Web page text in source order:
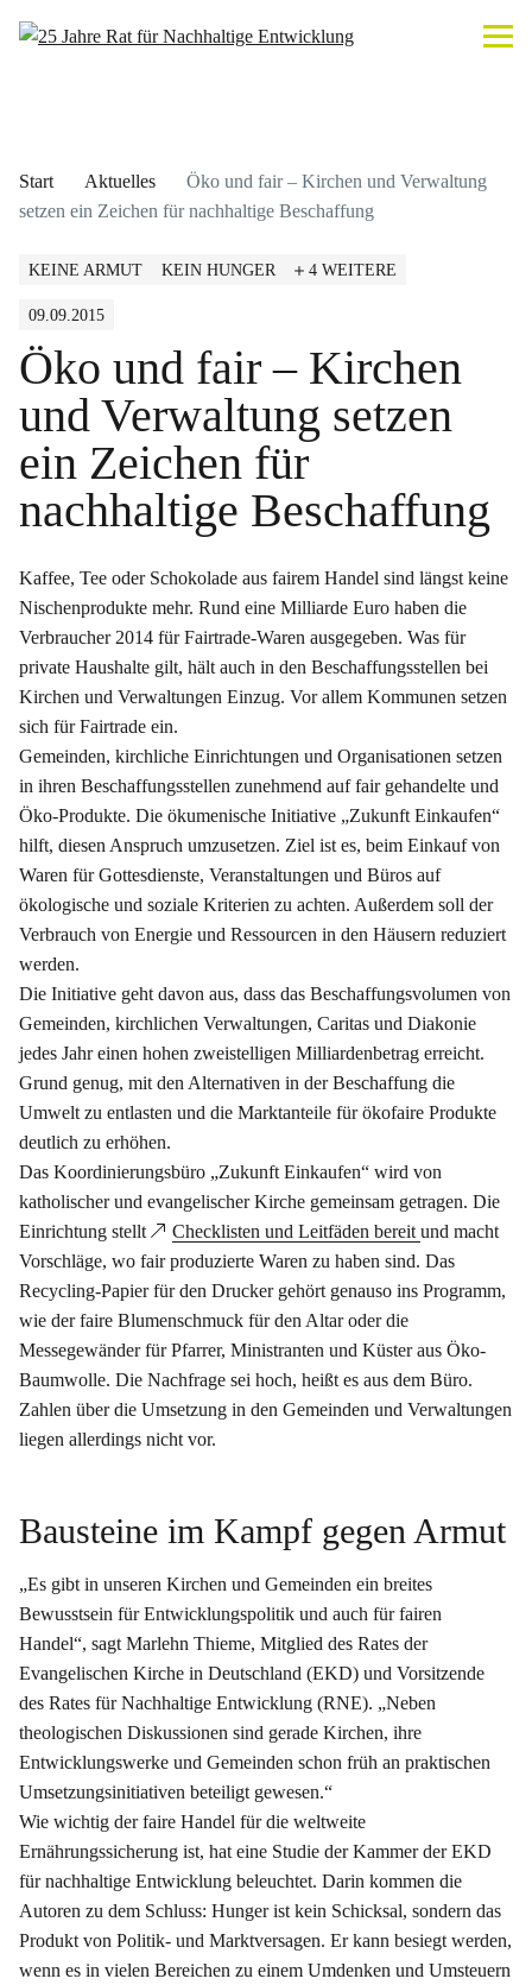
Start Aktuelles
Öko und fair – Kirchen und Verwaltung
setzen ein Zeichen für nachhaltige Beschaffung
KEINE ARMUT KEIN HUNGER 4 WEITERE
09.09.2015
Öko und fair – Kirchen
und Verwaltung setzen
ein Zeichen für
nachhaltige Beschaffung
Kaffee, Tee oder Schokolade aus fairem Handel sind längst keine
Nischenprodukte mehr. Rund eine Milliarde Euro haben die
Verbraucher 2014 für Fairtrade-Waren ausgegeben. Was für
private Haushalte gilt, hält auch in den Beschaffungsstellen bei
Kirchen und Verwaltungen Einzug. Vor allem Kommunen setzen
sich für Fairtrade ein.
Gemeinden, kirchliche Einrichtungen und Organisationen setzen
in ihren Beschaffungsstellen zunehmend auf fair gehandelte und
Öko-Produkte. Die ökumenische Initiative „Zukunft Einkaufen“
hilft, diesen Anspruch umzusetzen. Ziel ist es, beim Einkauf von
Waren für Gottesdienste, Veranstaltungen und Büros auf
ökologische und soziale Kriterien zu achten. Außerdem soll der
Verbrauch von Energie und Ressourcen in den Häusern reduziert
werden.
Die Initiative geht davon aus, dass das Beschaffungsvolumen von
Gemeinden, kirchlichen Verwaltungen, Caritas und Diakonie
jedes Jahr einen hohen zweistelligen Milliardenbetrag erreicht.
Grund genug, mit den Alternativen in der Beschaffung die
Umwelt zu entlasten und die Marktanteile für ökofaire Produkte
deutlich zu erhöhen.
Das Koordinierungsbüro „Zukunft Einkaufen“ wird von
katholischer und evangelischer Kirche gemeinsam getragen. Die
Einrichtung stellt
Checklisten und Leitfäden bereit und macht
Vorschläge, wo fair produzierte Waren zu haben sind. Das
Recycling-Papier für den Drucker gehört genauso ins Programm,
wie der faire Blumenschmuck für den Altar oder die
Messegewänder für Pfarrer, Ministranten und Küster aus Öko-
Baumwolle. Die Nachfrage sei hoch, heißt es aus dem Büro.
Zahlen über die Umsetzung in den Gemeinden und Verwaltungen
liegen allerdings nicht vor.
Bausteine im Kampf gegen Armut
„Es gibt in unseren Kirchen und Gemeinden ein breites
Bewusstsein für Entwicklungspolitik und auch für fairen
Handel“, sagt Marlehn Thieme, Mitglied des Rates der
Evangelischen Kirche in Deutschland (EKD) und Vorsitzende
des Rates für Nachhaltige Entwicklung (RNE). „Neben
theologischen Diskussionen sind gerade Kirchen, ihre
Entwicklungswerke und Gemeinden schon früh an praktischen
Umsetzungsinitiativen beteiligt gewesen.“
Wie wichtig der faire Handel für die weltweite
Ernährungssicherung ist, hat eine Studie der Kammer der EKD
für nachhaltige Entwicklung beleuchtet. Darin kommen die
Autoren zu dem Schluss: Hunger ist kein Schicksal, sondern das
Produkt von Politik- und Marktversagen. Er kann besiegt werden,
wenn es in vielen Bereichen zu einem Umdenken und Umsteuern